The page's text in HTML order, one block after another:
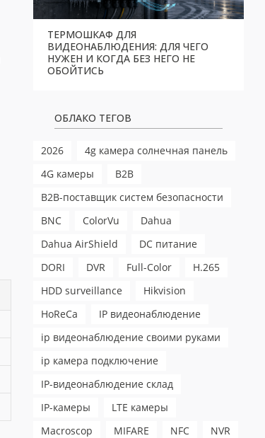
ТЕРМОШКАФ ДЛЯ
ВИДЕОНАБЛЮДЕНИЯ: ДЛЯ ЧЕГО
НУЖЕН И КОГДА БЕЗ НЕГО НЕ
ОБОЙТИСЬ
ОБЛАКО ТЕГОВ
2026
4g камера солнечная панель
4G камеры
B2B
B2B-поставщик систем безопасности
BNC
ColorVu
Dahua
Dahua AirShield
DC питание
DORI
DVR Full-Color
H.265
HDD surveillance
Hikvision
HoReCa
IP видеонаблюдение
ip видеонаблюдение своими руками
ip камера подключение
IP-видеонаблюдение склад
IP-камеры
LTE камеры
Macroscop
MIFARE NFC
NVR